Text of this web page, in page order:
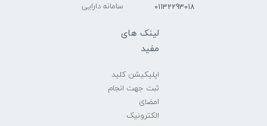
01132293018
سامانه دارایی
لینک های
مفید
اپلیکیشن کلید
ثبت جهت انجام
امضای
الکترونیک